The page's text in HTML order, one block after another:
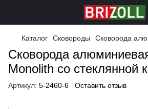
Каталог Сковороды Сковорода
Сковорода
Monolith со стеклянной
Артикул: 5-2460-6 Оставить отзыв